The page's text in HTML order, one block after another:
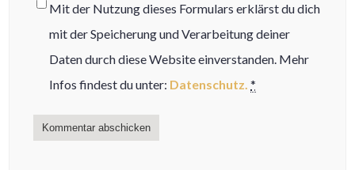
Mit der Nutzung dieses Formulars erklärst du dich
mit der Speicherung und Verarbeitung deiner
Daten durch diese Website einverstanden. Mehr
Infos findest du unter: Datenschutz. *